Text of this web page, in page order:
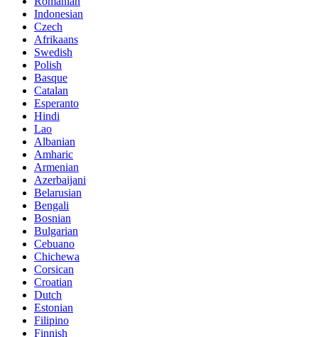
Indonesian
Czech
Afrikaans
Swedish
Polish
Basque
Catalan
Esperanto
Hindi
Lao
Albanian
Amharic
Armenian
Azerbaijani
Belarusian
Bengali
Bosnian
Bulgarian
Cebuano
Chichewa
Corsican
Croatian
Dutch
Estonian
Filipino
Finnish